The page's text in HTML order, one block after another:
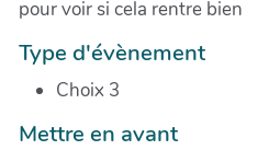
pour voir si cela rentre bien
Type d'évènement
Choix 3
Mettre en avant